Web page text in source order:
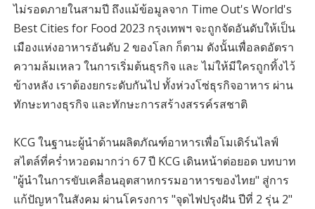
ไม่รอดภายในสามปี ถึงแม้ข้อมูลจาก Time Out's World's
Best Cities for Food 2023 กรุงเทพฯ จะถูกจัดอันดับให้เป็น
เมืองแห่งอาหารอันดับ 2 ของโลก ก็ตาม ดังนั้นเพื่อลดอัตรา
ความล้มเหลว ในการเริ่มต้นธุรกิจ และ ไม่ให้มีใครถูกทิ้งไว้
ข้างหลัง เราต้องยกระดับกันไป ทั้งห่วงโซ่ธุรกิจอาหาร ผ่าน
ทักษะทางธุรกิจ และทักษะการสร้างสรรค์รสชาติ
KCG ในฐานะผู้นำด้านผลิตภัณฑ์อาหารเพื่อโมเดิร์นไลฟ์
สไตล์ที่คร่ำหวอดมากว่า 67 ปี KCG เดินหน้าต่อยอด บทบาท
"ผู้นำในการขับเคลื่อนอุตสาหกรรมอาหารของไทย" สู่การ
แก้ปัญหาในสังคม ผ่านโครงการ "จุดไฟปรุงฝัน ปีที่ 2 รุ่น 2"